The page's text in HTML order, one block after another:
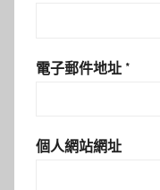
電子郵件地址 *
個人網站網址